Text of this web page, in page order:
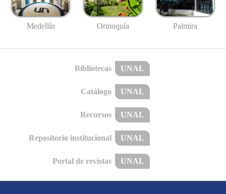
Medellín Orinoquía Palmira
Bibliotecas UNAL
Catálogo UNAL
Recursos UNAL
Repositorio institucional UNAL
Portal de revistas UNAL